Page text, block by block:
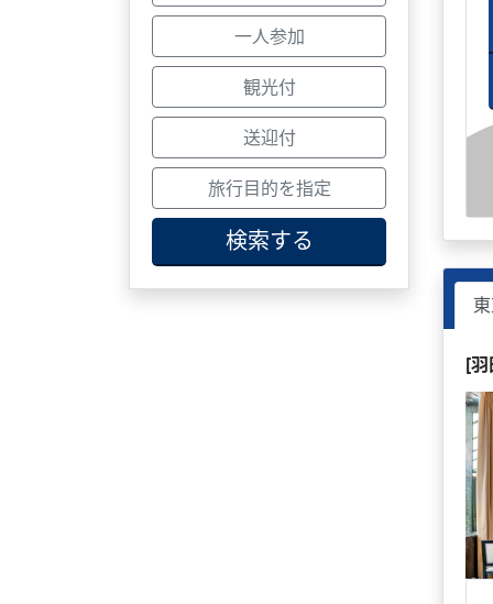
一人参加
観光付
送迎付
旅行目的を指定
検索する
[